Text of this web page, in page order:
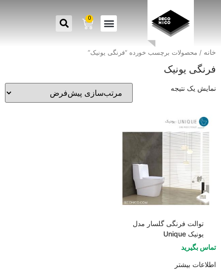
0
خانه / محصولات برچسب خورده “فرنگی یونیک”
فرنگی یونیک
نمایش یک نتیجه
توالت فرنگی گلسار مدل
یونیک Unique
تماس بگیرید
اطلاعات بیشتر